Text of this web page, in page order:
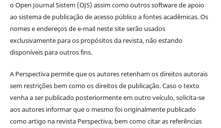
o Open Journal Sistem (OJS) assim como outros software de apoio
ao sistema de publicação de acesso público a fontes acadêmicas. Os
nomes e endereços de e-mail neste site serão usados
exclusivamente para os propósitos da revista, não estando
disponíveis para outros fins.
A Perspectiva permite que os autores retenham os direitos autorais
sem restrições bem como os direitos de publicação. Caso o texto
venha a ser publicado posteriormente em outro veículo, solicita-se
aos autores informar que o mesmo foi originalmente publicado
como artigo na revista Perspectiva, bem como citar as referências